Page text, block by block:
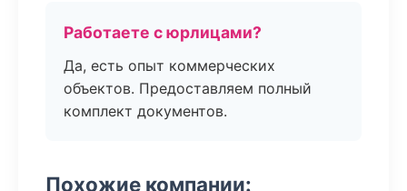
Работаете с юрлицами?
Да, есть опыт коммерческих
объектов. Предоставляем полный
комплект документов.
Похожие компании: